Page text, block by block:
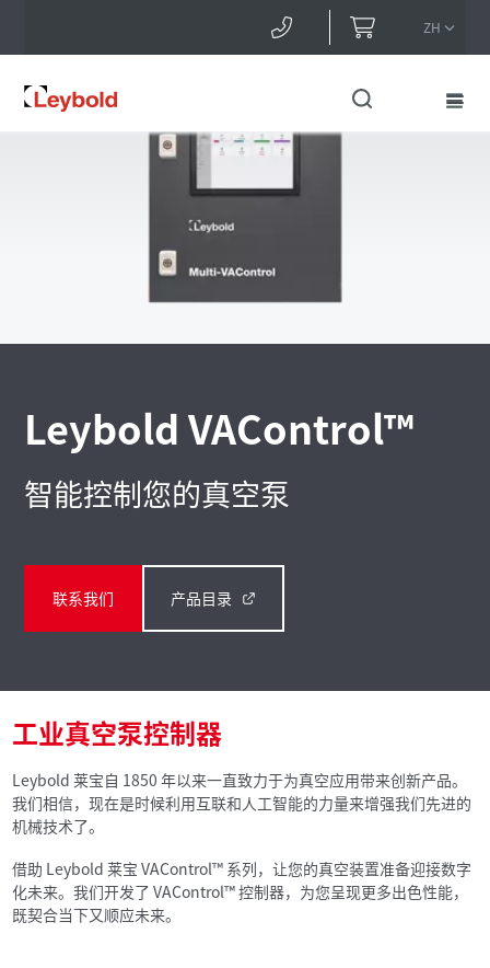
ZH
Leybold
Leybold VAControl™
智能控制您的真空泵
联系我们 产品目录
工业真空泵控制器
Leybold 莱宝自 1850 年以来一直致力于为真空应用带来创新产品。
我们相信，现在是时候利用互联和人工智能的力量来增强我们先进的
机械技术了。
借助 Leybold 莱宝 VAControl™ 系列，让您的真空装置准备迎接数字
化未来。我们开发了 VAControl™ 控制器，为您呈现更多出色性能，
既契合当下又顺应未来。